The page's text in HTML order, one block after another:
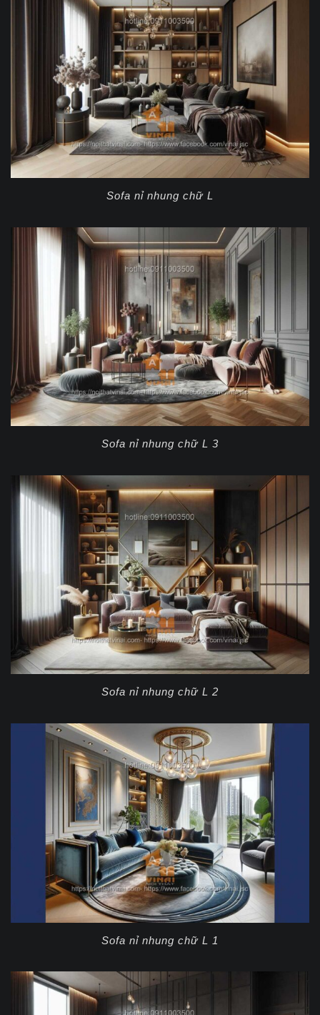
Sofa nỉ nhung chữ L
Sofa nỉ nhung chữ L 3
Sofa nỉ nhung chữ L 2
Sofa nỉ nhung chữ L 1